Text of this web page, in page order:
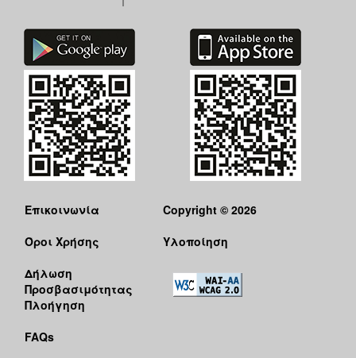
Επικοινωνία
Όροι Χρήσης
Δήλωση
Προσβασιμότητας
Πλοήγηση
FAQs
Copyright © 2026
Υλοποίηση